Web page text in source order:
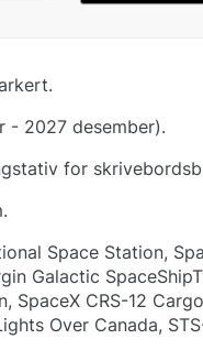
- 2027 desember).
for
Space Station,
Galactic
SpaceX CRS-12
Over Canada,